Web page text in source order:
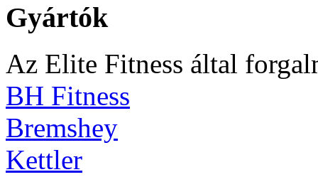
Gyártók
Az Elite Fitness által
BH Fitness
Bremshey
Kettler